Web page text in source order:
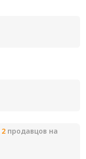
2 продавцов на